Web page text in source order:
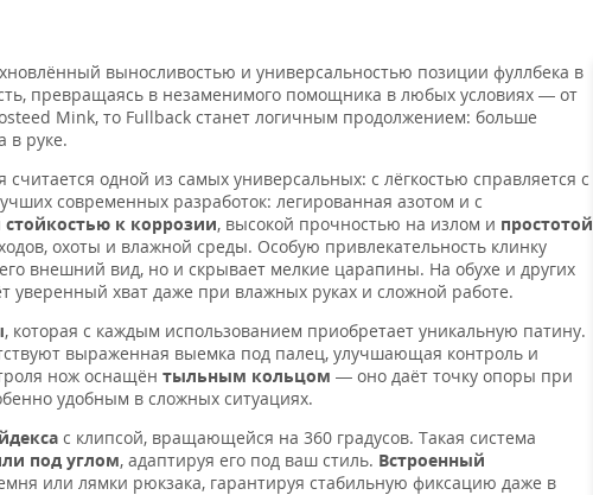
выносливостью и универсальностью позиции фуллбека в
превращаясь в незаменимого помощника в любых условиях — от
Mink, то Fullback станет логичным продолжением: больше
в руке.
считается одной из самых универсальных: с лёгкостью справляется с
современных разработок: легированная азотом и с
к коррозии, высокой прочностью на излом и простотой
охоты и влажной среды. Особую привлекательность клинку
внешний вид, но и скрывает мелкие царапины. На обухе и других
уверенный хват даже при влажных руках и сложной работе.
, которая с каждым использованием приобретает уникальную патину.
выраженная выемка под палец, улучшающая контроль и
нож оснащён тыльным кольцом — оно даёт точку опоры при
удобным в сложных ситуациях.
с клипсой, вращающейся на 360 градусов. Такая система
под углом, адаптируя его под ваш стиль. Встроенный
или лямки рюкзака, гарантируя стабильную фиксацию даже в